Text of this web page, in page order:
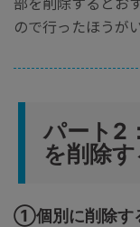
ので行ったほうが
パート2
を削除
①個別に削除す